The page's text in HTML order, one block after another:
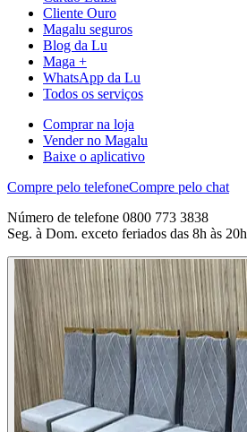
Cliente Ouro
Magalu seguros
Blog da Lu
Maga +
WhatsApp da Lu
Todos os serviços
Comprar na loja
Vender no Magalu
Baixe o aplicativo
Compre pelo telefoneCompre pelo chat
Número de telefone 0800 773 3838
Seg. à Dom. exceto feriados das 8h às 20h